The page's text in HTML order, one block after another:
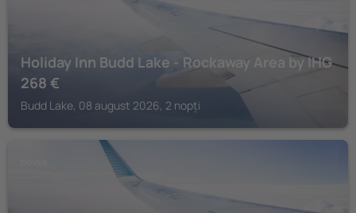
Holiday Inn Budd Lake - Rockaway Area by IHG
268 €
Budd Lake, 08 august 2026, 2 nopți